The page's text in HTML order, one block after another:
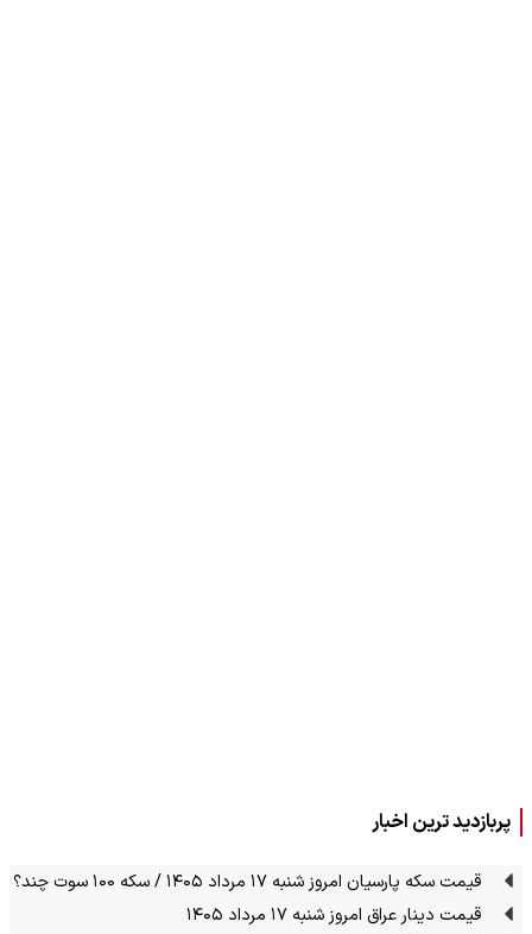
پربازدید ترین اخبار
قیمت سکه پارسیان امروز شنبه ۱۷ مرداد ۱۴۰۵ / سکه ۱۰۰ سوت چند؟
قیمت دینار عراق امروز شنبه ۱۷ مرداد ۱۴۰۵